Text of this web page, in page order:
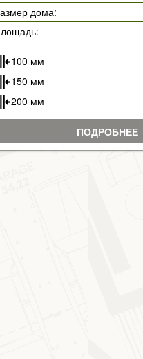
дома:
100 мм
150 мм
200 мм
ПОДРОБНЕЕ